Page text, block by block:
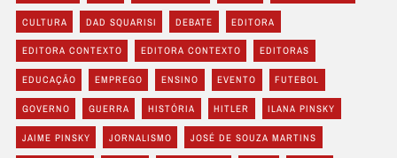
CULTURA DAD SQUARISI DEBATE EDITORA
EDITORA CONTEXTO EDITORA CONTEXTO EDITORAS
EDUCAÇÃO EMPREGO ENSINO EVENTO FUTEBOL
GOVERNO GUERRA HISTÓRIA HITLER ILANA PINSKY
JAIME PINSKY JORNALISMO JOSÉ DE SOUZA MARTINS